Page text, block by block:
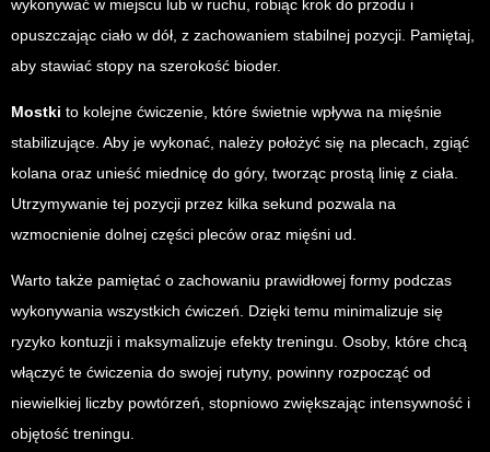
wykonywać w miejscu lub w ruchu, robiąc krok do przodu i
opuszczając ciało w dół, z zachowaniem stabilnej pozycji. Pamiętaj,
aby stawiać stopy na szerokość bioder.
Mostki to kolejne ćwiczenie, które świetnie wpływa na mięśnie
stabilizujące. Aby je wykonać, należy położyć się na plecach, zgiąć
kolana oraz unieść miednicę do góry, tworząc prostą linię z ciała.
Utrzymywanie tej pozycji przez kilka sekund pozwala na
wzmocnienie dolnej części pleców oraz mięśni ud.
Warto także pamiętać o zachowaniu prawidłowej formy podczas
wykonywania wszystkich ćwiczeń. Dzięki temu minimalizuje się
ryzyko kontuzji i maksymalizuje efekty treningu. Osoby, które chcą
włączyć te ćwiczenia do swojej rutyny, powinny rozpocząć od
niewielkiej liczby powtórzeń, stopniowo zwiększając intensywność i
objętość treningu.